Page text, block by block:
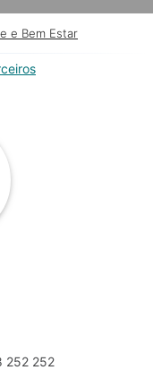
e Bem Estar
252 252